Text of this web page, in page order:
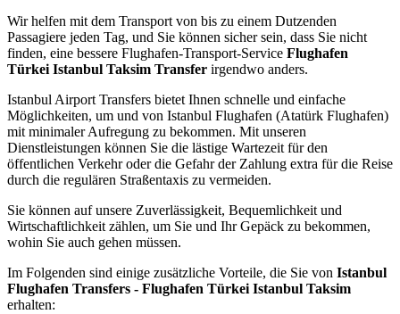
Wir helfen mit dem Transport von bis zu einem Dutzenden
Passagiere jeden Tag, und Sie können sicher sein, dass Sie nicht
finden, eine bessere Flughafen-Transport-Service Flughafen
Türkei Istanbul Taksim Transfer irgendwo anders.
Istanbul Airport Transfers bietet Ihnen schnelle und einfache
Möglichkeiten, um und von Istanbul Flughafen (Atatürk Flughafen)
mit minimaler Aufregung zu bekommen. Mit unseren
Dienstleistungen können Sie die lästige Wartezeit für den
öffentlichen Verkehr oder die Gefahr der Zahlung extra für die Reise
durch die regulären Straßentaxis zu vermeiden.
Sie können auf unsere Zuverlässigkeit, Bequemlichkeit und
Wirtschaftlichkeit zählen, um Sie und Ihr Gepäck zu bekommen,
wohin Sie auch gehen müssen.
Im Folgenden sind einige zusätzliche Vorteile, die Sie von Istanbul
Flughafen Transfers - Flughafen Türkei Istanbul Taksim
erhalten: